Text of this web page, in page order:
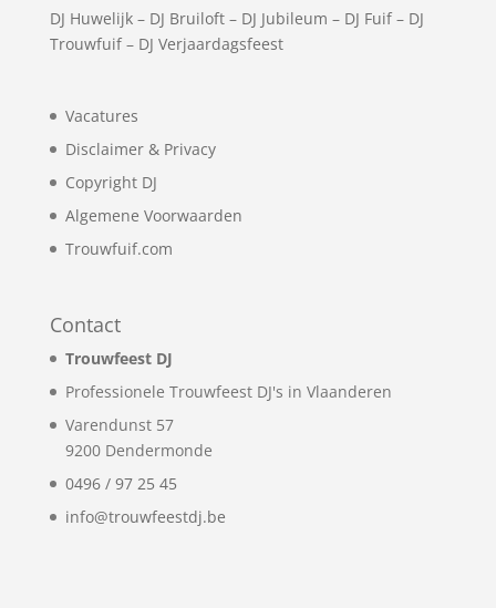
DJ Huwelijk– DJ Bruiloft– DJ Jubileum – DJ Fuif– DJ
Trouwfuif– DJ Verjaardagsfeest
Vacatures
Disclaimer & Privacy
Copyright DJ
Algemene Voorwaarden
Trouwfuif.com
Contact
Trouwfeest DJ
Professionele Trouwfeest DJ's in Vlaanderen
Varendunst 57
9200 Dendermonde
0496 / 97 25 45
info@trouwfeestdj.be